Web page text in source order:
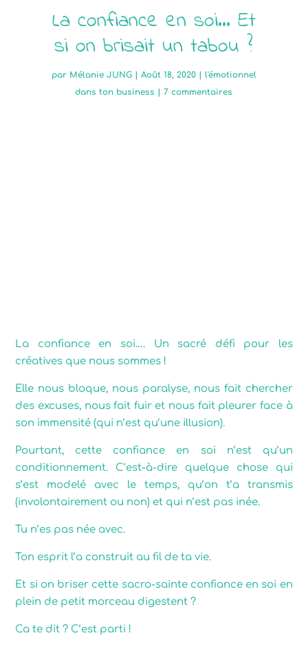
La confiance en soi… Et
si on brisait un tabou ?
par Mélanie JUNG| Août 18, 2020| l'émotionnel
dans ton business
|7 commentaires
La confiance en soi…. Un sacré défi pour les
créatives que nous sommes !
Elle nous bloque, nous paralyse, nous fait chercher
des excuses, nous fait fuir et nous fait pleurer face à
son immensité (qui n’est qu’une illusion).
Pourtant, cette confiance en soi n’est qu’un
conditionnement. C’est-à-dire quelque chose qui
s’est modelé avec le temps, qu’on t’a transmis
(involontairement ou non) et qui n’est pas inée.
Tu n’es pas née avec.
Ton esprit l’a construit au fil de ta vie.
Et si on briser cette sacro-sainte confiance en soi en
plein de petit morceau digestent ?
Ca te dit ? C’est parti !